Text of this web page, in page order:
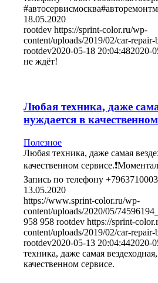
18.05.2020
rootdev https://sprint-color.ru/wp-
content/uploads/2019/02/car-
rootdev2020-05-18 20:04:482020-
не ждёт!
Любая техника, даже
нуждается в
Полезное
Любая техника, даже самая
качественном
Запись по телефону
13.05.2020
https://www.sprint-color.ru/wp-
content/uploads/2020/05/
958 958 rootdev https://sprint-
content/uploads/2019/02/car-
rootdev2020-05-13 20:04:442020-
техника, даже самая
качественном сервисе.